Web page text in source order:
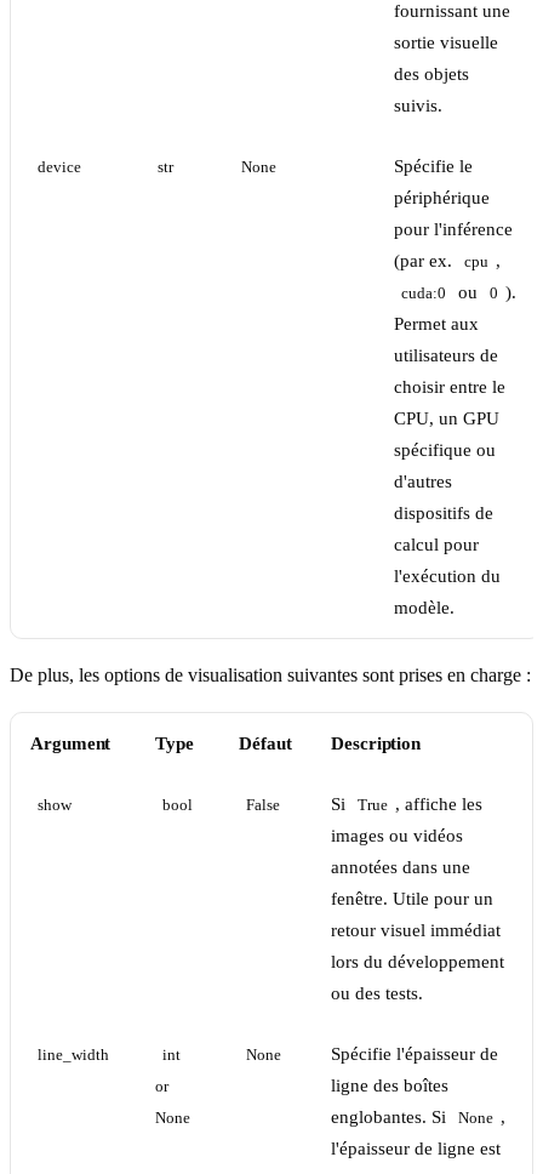
fournissant une
sortie visuelle
des objets
suivis.
device str None
Spécifie le
périphérique
pour l'inférence
(par ex.
cpu ,
cuda:0 ou 0 ).
Permet aux
utilisateurs de
choisir entre le
CPU, un GPU
spécifique ou
d'autres
dispositifs de
calcul pour
l'exécution du
modèle.
De plus, les options de visualisation suivantes sont prises en charge :
Argument Type Défaut Description
show bool False Si True , affiche les
images ou vidéos
annotées dans une
fenêtre. Utile pour un
retour visuel immédiat
lors du développement
ou des tests.
line_width
int
or
None
None
Spécifie l'épaisseur de
ligne des boîtes
englobantes. Si
None ,
l'épaisseur de ligne est